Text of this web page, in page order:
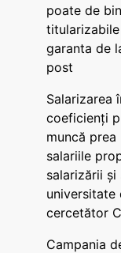
poate de
garanta de
post
Salarizarea
coeficienți
muncă
salariile
salarizării și
universitate
cercetător
Campania